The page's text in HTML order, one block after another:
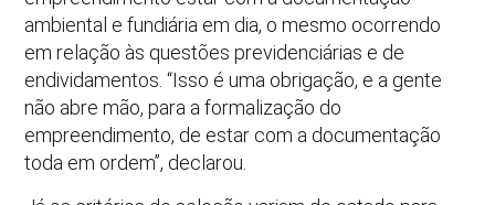
ambiental e fundiária em dia, o mesmo ocorrendo
em relação às questões previdenciárias e de
endividamentos. “Isso é uma obrigação, e a gente
não abre mão, para a formalização do
empreendimento, de estar com a documentação
toda em ordem”, declarou.